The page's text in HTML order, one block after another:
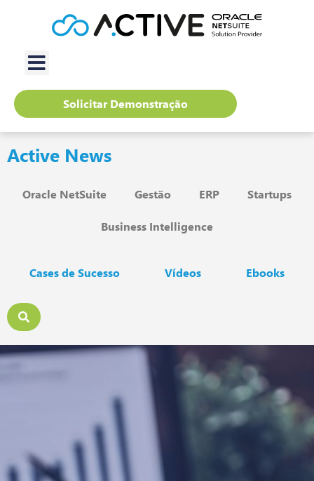
Solicitar Demonstração
Active News
Oracle NetSuite Gestão ERP Startups
Business Intelligence
Cases de Sucesso Vídeos Ebooks